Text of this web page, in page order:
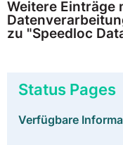
Weitere Einträge
zu "Speedloc
Status Pages
Verfügbare